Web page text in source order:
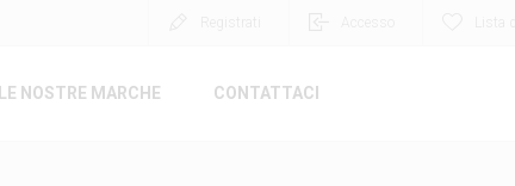
LE NOSTRE MARCHE CONTATTACI